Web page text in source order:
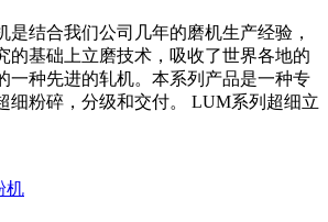
是结合我们公司几年的磨机生产经验，
的基础上立磨技术，吸收了世界各地的
一种先进的轧机。本系列产品是一种专
细粉碎，分级和交付。 LUM系列超细立